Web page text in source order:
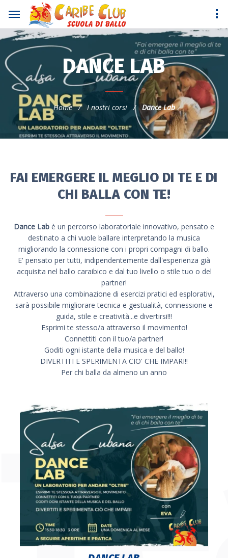
DANCE LAB
Home/I nostri corsi/Dance Lab
FAI EMERGERE IL MEGLIO DI TE E DI
CHI BALLA CON TE!
Dance Lab è un percorso laboratoriale innovativo, pensato e
destinato a chi vuole ballare interpretando la musica
migliorando la connessione con i propri compagni di ballo.
E' pensato per tutti, indipendentemente dall'esperienza già
acquisita nel ballo caraibico e dal tuo livello o stile tuo o del
partner!
Attraverso una combinazione di esercizi pratici ed esplorativi,
sarà possibile migliorare tecnica e gestualità, connessione e
guida, stile e creatività...e divertirsi!!!
Esprimi te stesso/a attraverso il movimento!
Connettiti con il tuo/a partner!
Goditi ogni istante della musica e del ballo!
DIVERTITI E SPERIMENTA CIO' CHE IMPARI!!
Per chi balla da almeno un anno